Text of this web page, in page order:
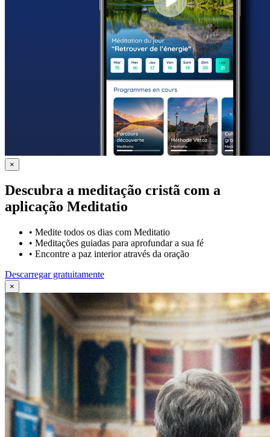
×
Descubra a meditação cristã com a
aplicação Meditatio
• Medite todos os dias com Meditatio
• Meditações guiadas para aprofundar a sua fé
• Encontre a paz interior através da oração
Descarregar gratuitamente
×